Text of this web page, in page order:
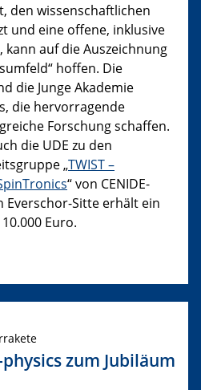
den wissenschaftlichen
und eine offene, inklusive
auf die Auszeichnung
hoffen. Die
die Junge Akademie
die hervorragende
Forschung schaffen.
die UDE zu den
„TWIST –
“ von CENIDE-
Everschor-Sitte erhält ein
Euro.
zum Jubiläum